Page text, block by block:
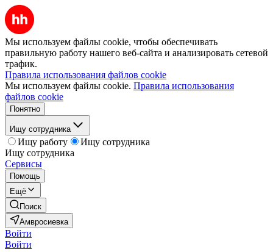
Мы используем файлы cookie, чтобы обеспечивать
правильную работу нашего веб-сайта и анализировать сетевой
трафик.
Правила использования файлов cookie
Мы используем файлы cookie. Правила использования
файлов cookie
Понятно
Ищу сотрудника
Ищу работу
Ищу сотрудника
Ищу сотрудника
Сервисы
Помощь
Ещё
Поиск
Амвросиевка
Войти
Войти